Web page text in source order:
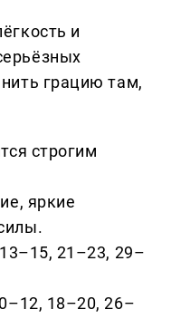
и
грацию там,
строгим
яркие
21–23, 29–
18–20, 26–